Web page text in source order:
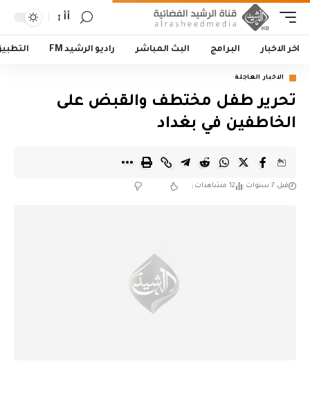
أأ
اخر الاخبار البرامج البث المباشر راديو الرشيد FM
الاخبار العاجلة
تحرير طفل مختطف والقبض على
الخاطفين في بغداد
قبل 7 سنوات 12 مشاهدات